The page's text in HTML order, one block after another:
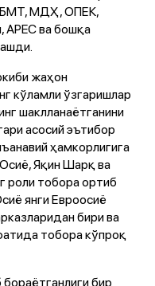
БМТ, МДҲ, ОПЕК,
APEC ва бошқа
жаҳон
кўламли ўзгаришлар
шаклланаётганини
асосий эътибор
ҳамкорлигига
Яқин Шарқ ва
роли тобора ортиб
янги Евроосиё
бири ва
тобора кўпроқ
бир